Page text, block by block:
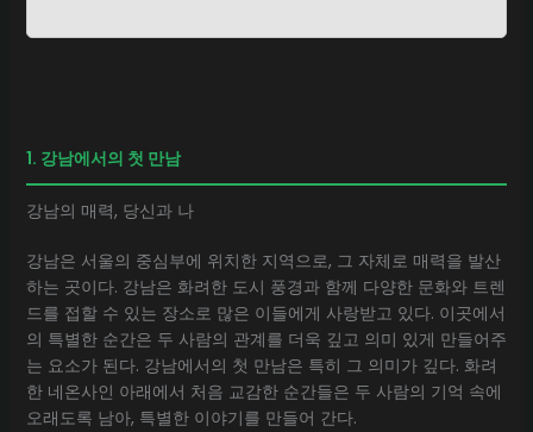
1. 강남에서의 첫 만남
강남의 매력, 당신과 나
강남은 서울의 중심부에 위치한 지역으로, 그 자체로 매력을 발산
하는 곳이다. 강남은 화려한 도시 풍경과 함께 다양한 문화와 트렌
드를 접할 수 있는 장소로 많은 이들에게 사랑받고 있다. 이곳에서
의 특별한 순간은 두 사람의 관계를 더욱 깊고 의미 있게 만들어주
는 요소가 된다. 강남에서의 첫 만남은 특히 그 의미가 깊다. 화려
한 네온사인 아래에서 처음 교감한 순간들은 두 사람의 기억 속에
오래도록 남아, 특별한 이야기를 만들어 간다.